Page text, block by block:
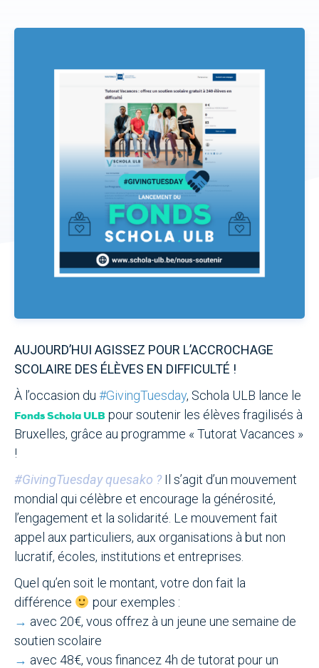
Donateurs
CONTACT
NOUS SOUTENIR
DEVENIR TUTEUR
AUJOURD’HUI AGISSEZ POUR L’ACCROCHAGE
SCOLAIRE DES ÉLÈVES EN DIFFICULTÉ !
À l’occasion du #GivingTuesday, Schola ULB lance le
Fonds Schola ULB pour soutenir les élèves fragilisés à
Bruxelles, grâce au programme « Tutorat Vacances »
!
#GivingTuesday quesako ? Il s’agit d’un mouvement
mondial qui célèbre et encourage la générosité,
l’engagement et la solidarité. Le mouvement fait
appel aux particuliers, aux organisations à but non
lucratif, écoles, institutions et entreprises.
Quel qu’en soit le montant, votre don fait la
différence
pour exemples :
→ avec 20€, vous offrez à un jeune une semaine de
soutien scolaire
→ avec 48€, vous financez 4h de tutorat pour un